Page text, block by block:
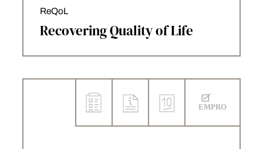
ReQoL
Recovering Quality of Life